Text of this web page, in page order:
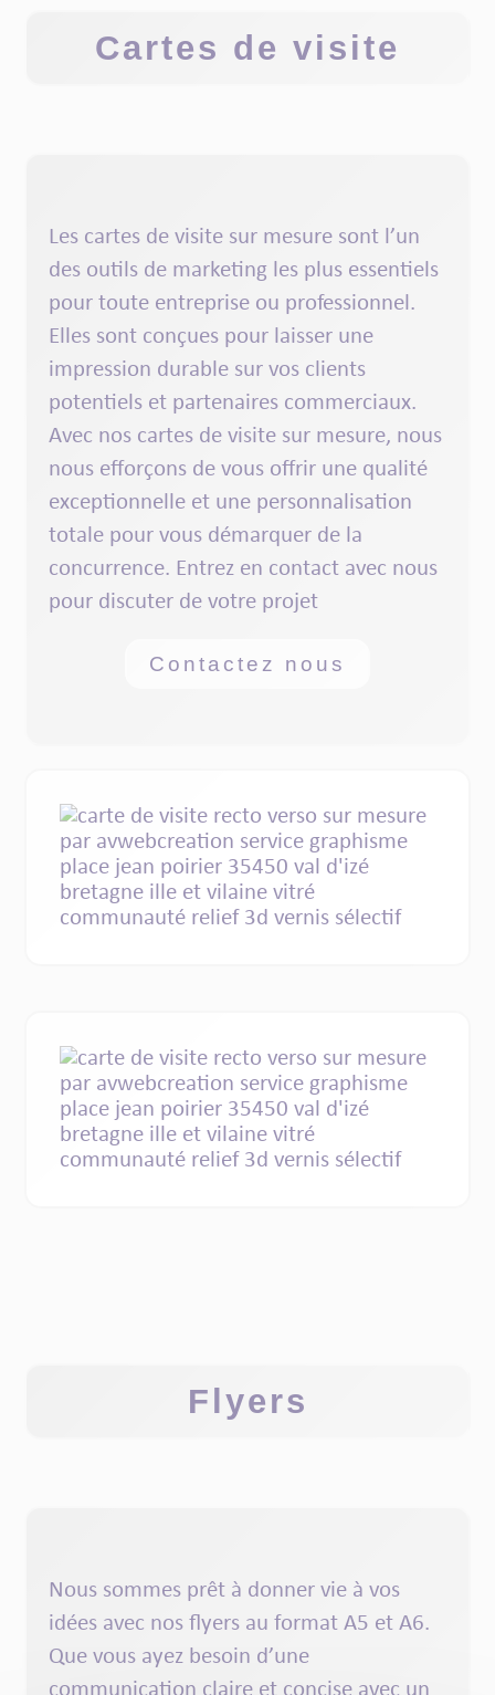
Cartes de visite
Les cartes de visite sur mesure sont l’un
des outils de marketing les plus essentiels
pour toute entreprise ou professionnel.
Elles sont conçues pour laisser une
impression durable sur vos clients
potentiels et partenaires commerciaux.
Avec nos cartes de visite sur mesure, nous
nous efforçons de vous offrir une qualité
exceptionnelle et une personnalisation
totale pour vous démarquer de la
concurrence. Entrez en contact avec nous
pour discuter de votre projet
Contactez nous
Flyers
Nous sommes prêt à donner vie à vos
idées avec nosflyers au format A5 et A6.
Que vous ayez besoin d’une
communication claire et concise avec un